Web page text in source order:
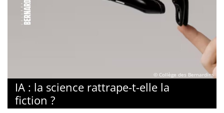
© Collège des Bernardins
IA : la science rattrape-t-elle la
fiction ?